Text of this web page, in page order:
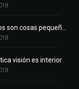
visión es interior